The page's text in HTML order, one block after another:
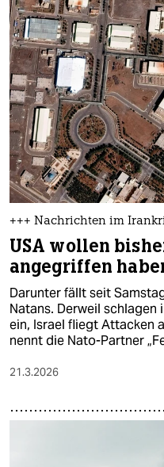
+++ Nachrichten im
USA wollen
angegriffen
Darunter fällt seit
Natans. Derweil schlagen
ein, Israel fliegt Attacken
nennt die Nato-Partner
21.3.2026